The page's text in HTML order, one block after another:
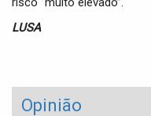
LUSA
Opinião